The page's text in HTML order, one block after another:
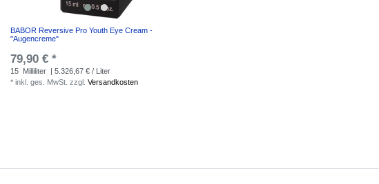
BABOR Reversive Pro Youth Eye Cream -
"Augencreme"
79,90 € *
15 Milliliter | 5.326,67 € / Liter
*inkl. ges. MwSt. zzgl.Versandkosten